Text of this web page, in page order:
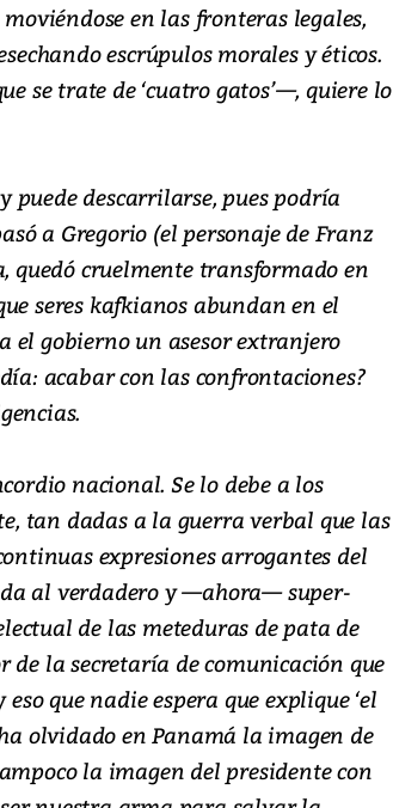
en las fronteras legales,
escrúpulos morales y éticos.
se trate de ‘cuatro gatos’—, quiere lo
descarrilarse, pues podría
a Gregorio (el personaje de Franz
quedó cruelmente transformado en
seres kafkianos abundan en el
el gobierno un asesor extranjero
acabar con las confrontaciones?
nacional. Se lo debe a los
tan dadas a la guerra verbal que las
expresiones arrogantes del
al verdadero y —ahora— super-
de las meteduras de pata de
la secretaría de comunicación que
que nadie espera que explique ‘el
olvidado en Panamá la imagen de
la imagen del presidente con